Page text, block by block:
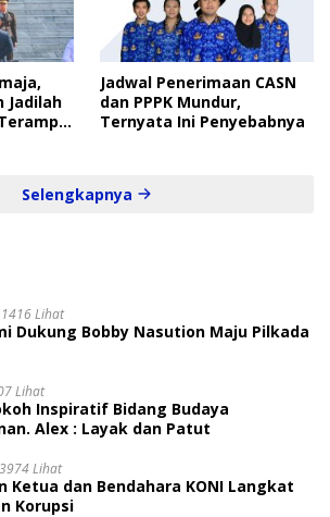
Jadilah
Jadwal Penerimaan CASN
dan PPPK Mundur,
Ternyata Ini Penyebabnya
Selengkapnya
Lihat
Dukung Bobby Nasution Maju Pilkada
Lihat
Inspiratif Bidang Budaya
Alex : Layak dan Patut
3974 Lihat
Ketua dan Bendahara KONI Langkat
Korupsi